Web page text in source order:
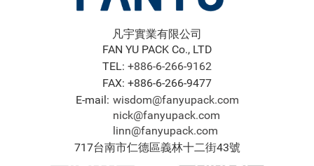
凡宇實業有限公司
FAN YU PACK Co., LTD
TEL: +886-6-266-9162
FAX: +886-6-266-9477
E-mail: wisdom@fanyupack.com
nick@fanyupack.com
linn@fanyupack.com
717台南市仁德區義林十二街43號